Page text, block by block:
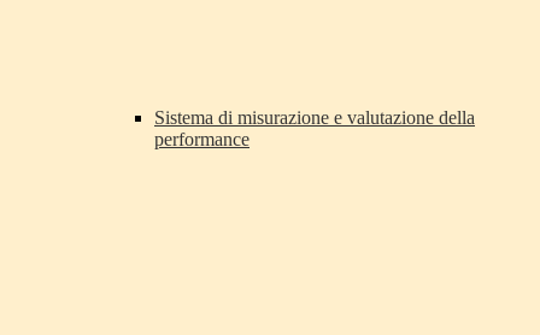
Sistema di misurazione e valutazione della
performance